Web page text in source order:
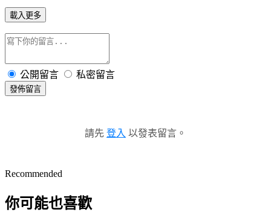
載入更多
公開留言 私密留言
發佈留言
請先 登入 以發表留言。
Recommended
你可能也喜歡